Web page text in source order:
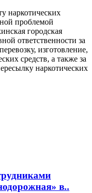
наркотических
проблемой
городская
ответственности за
изготовление,
средств, а также за
наркотических
в..